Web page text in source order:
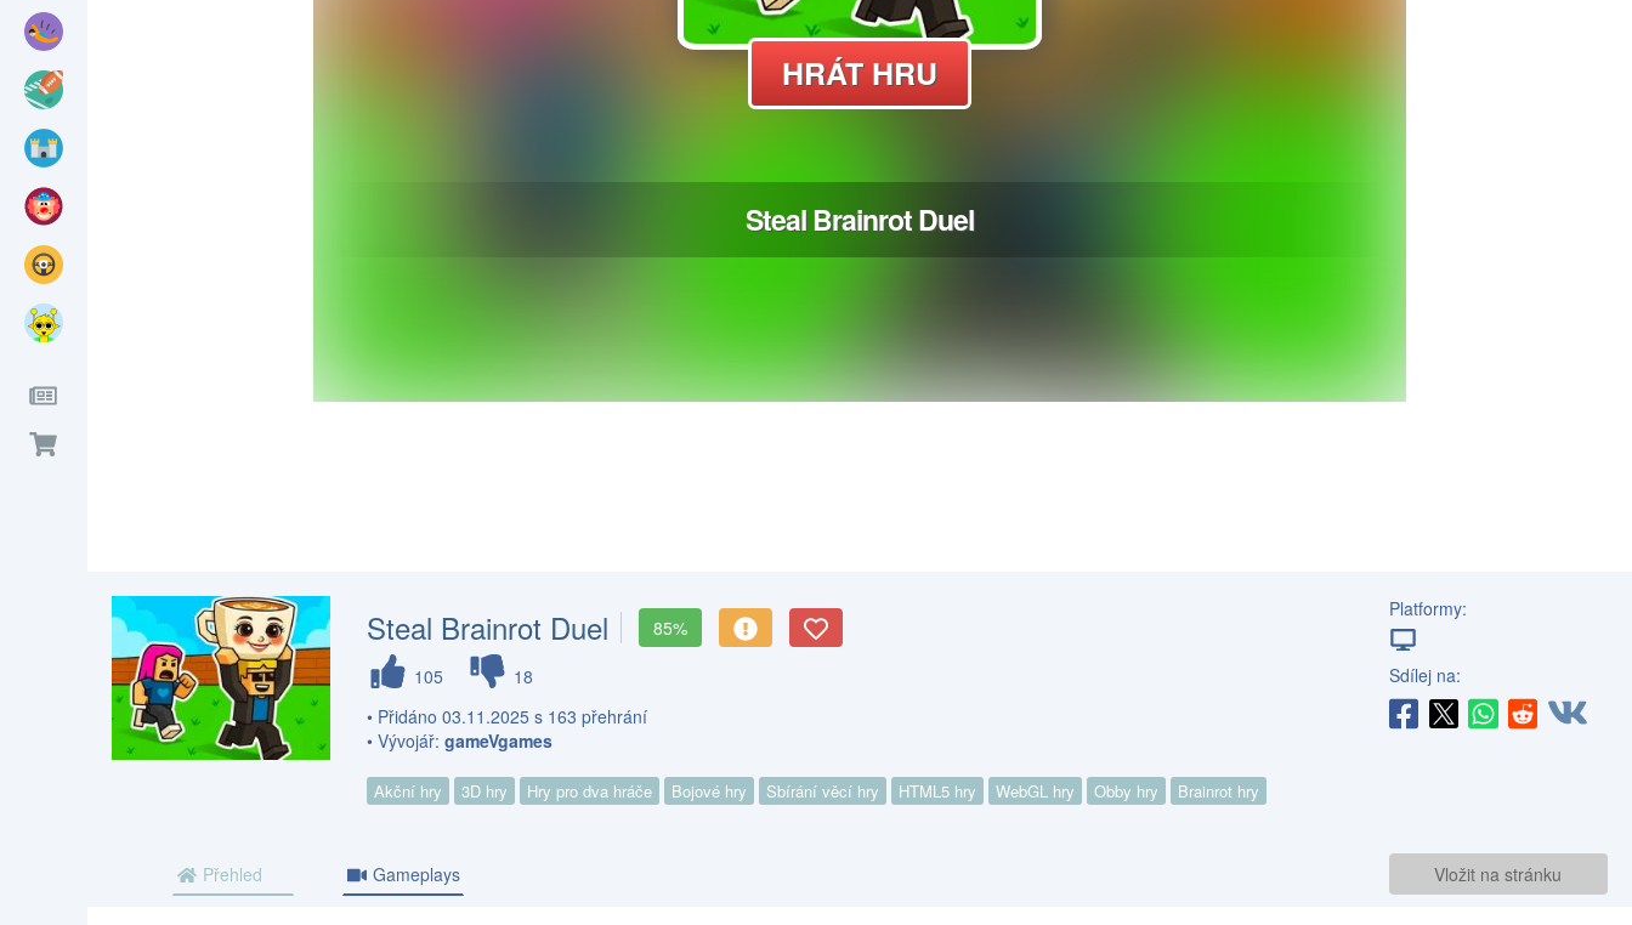
Steal Brainrot Duel
85%
105
18
• Přidáno 03.11.2025 s 163 přehrání
• Vývojář:gameVgames
Akční hry 3D hry Hry pro dva hráče Bojové hry Sbírání věcí hry HTML5 hry WebGL hry Obby hry Brainrot hry
Platformy:
Sdílej na:
Vložit na stránku
Přehled Gameplays